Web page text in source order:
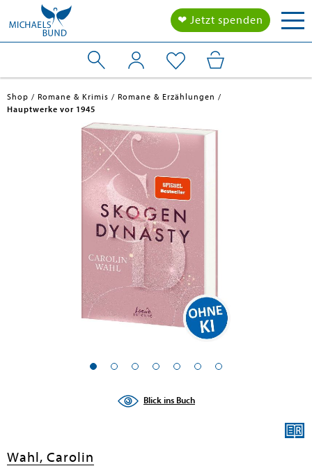
❤ Jetzt spenden
Shop Romane & Krimis
Romane & Erzählungen
Hauptwerke vor 1945
Blick ins Buch
Wahl, Carolin